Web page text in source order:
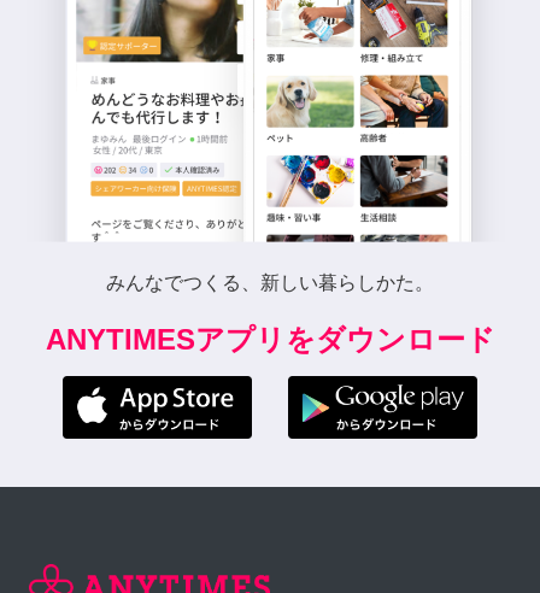
みんなでつくる、新しい暮らしかた。
ANYTIMESアプリをダウンロード